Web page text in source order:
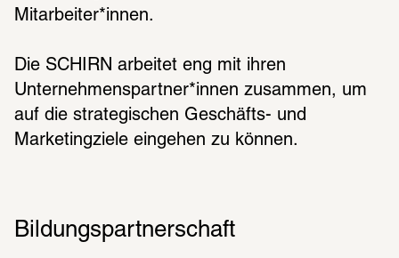
Mitarbeiter*innen.
Die SCHIRN arbeitet eng mit ihren
Unternehmenspartner*innen zusammen, um
auf die strategischen Geschäfts- und
Marketingziele eingehen zu können.
Bildungspartnerschaft